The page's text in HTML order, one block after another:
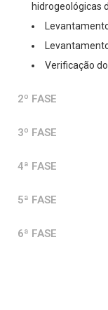
hidrogeológicas
Verificação
2º FASE
3º FASE
4ª FASE
5ª FASE
6ª FASE